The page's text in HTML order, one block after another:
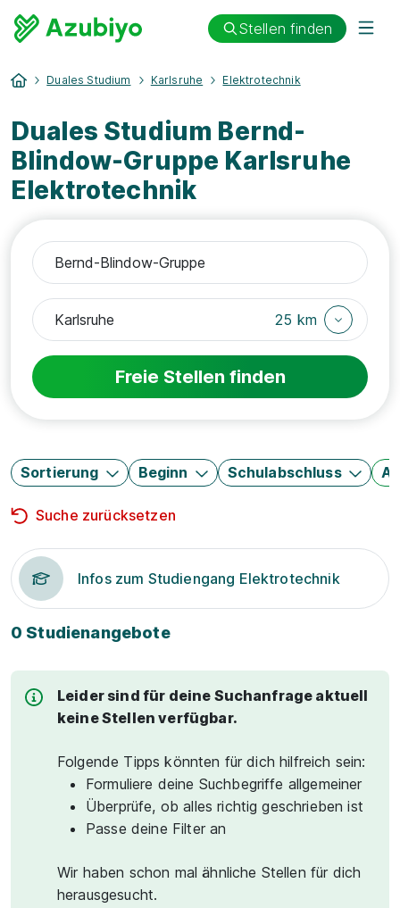
Stellen finden
Duales Studium Karlsruhe Elektrotechnik
Duales Studium Bernd-
Blindow-Gruppe Karlsruhe
Elektrotechnik
25 km
Freie Stellen finden
Sortierung Beginn Schulabschluss
Suche zurücksetzen
Infos zum Studiengang Elektrotechnik
0 Studienangebote
Leider sind für deine Suchanfrage aktuell
keine Stellen verfügbar.
Folgende Tipps könnten für dich hilfreich sein:
Formuliere deine Suchbegriffe allgemeiner
Überprüfe, ob alles richtig geschrieben ist
Passe deine Filter an
Wir haben schon mal ähnliche Stellen für dich
herausgesucht.